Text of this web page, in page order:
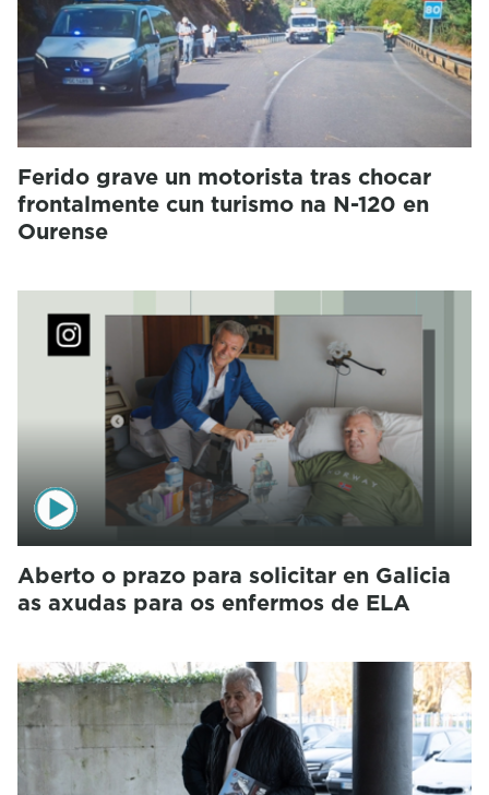
Ferido grave un motorista tras chocar
frontalmente cun turismo na N-120 en
Ourense
Aberto o prazo para solicitar en Galicia
as axudas para os enfermos de ELA